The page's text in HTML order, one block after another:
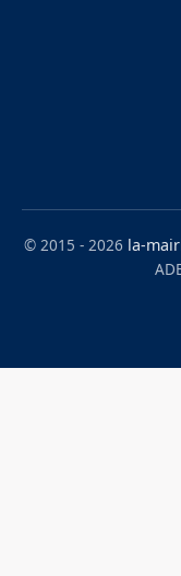
© 2015 - 2026 la-